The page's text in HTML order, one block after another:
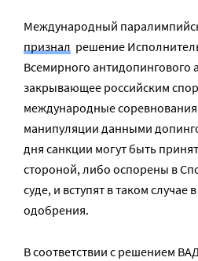
Международный
признал решение
Всемирного антидопингового
закрывающее российским
международные
манипуляции данными
дня санкции могут быть
стороной, либо оспорены в
суде, и вступят в таком случае
одобрения.
В соответствии с решением